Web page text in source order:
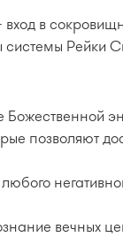
в
системы Рейки
Божественной
позволяют
вечных